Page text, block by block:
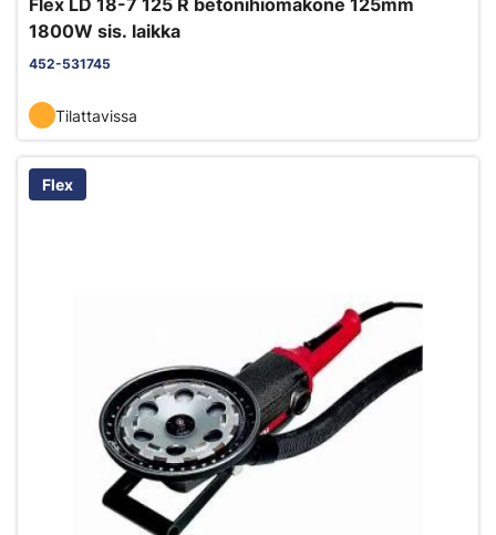
Flex LD 18-7 125 R betonihiomakone 125mm
1800W sis. laikka
452-531745
Tilattavissa
Flex